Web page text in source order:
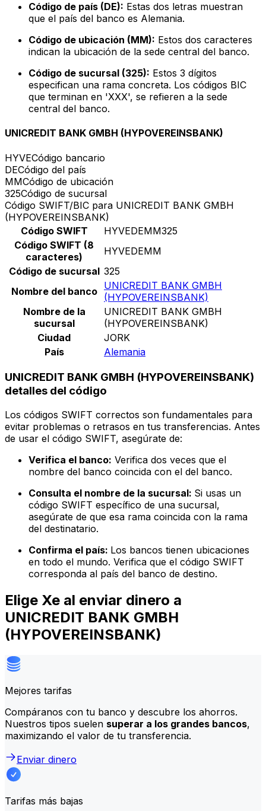
Código de país (DE): Estas dos letras muestran
que el país del banco es Alemania.
Código de ubicación (MM): Estos dos caracteres
indican la ubicación de la sede central del banco.
Código de sucursal (325): Estos 3 dígitos
especifican una rama concreta. Los códigos BIC
que terminan en 'XXX', se refieren a la sede
central del banco.
UNICREDIT BANK GMBH (HYPOVEREINSBANK)
HYVECódigo bancario
DECódigo del país
MMCódigo de ubicación
325Código de sucursal
Código SWIFT/BIC para UNICREDIT BANK GMBH
(HYPOVEREINSBANK)
Código SWIFT
HYVEDEMM325
Código SWIFT (8
caracteres)
HYVEDEMM
Código de sucursal 325
Nombre del banco
UNICREDIT BANK GMBH
(HYPOVEREINSBANK)
Nombre de la
sucursal
UNICREDIT BANK GMBH
(HYPOVEREINSBANK)
Ciudad
JORK
País
Alemania
UNICREDIT BANK GMBH (HYPOVEREINSBANK)
detalles del código
Los códigos SWIFT correctos son fundamentales para
evitar problemas o retrasos en tus transferencias. Antes
de usar el código SWIFT, asegúrate de:
Verifica el banco: Verifica dos veces que el
nombre del banco coincida con el del banco.
Consulta el nombre de la sucursal: Si usas un
código SWIFT específico de una sucursal,
asegúrate de que esa rama coincida con la rama
del destinatario.
Confirma el país: Los bancos tienen ubicaciones
en todo el mundo. Verifica que el código SWIFT
corresponda al país del banco de destino.
Elige Xe al enviar dinero a
UNICREDIT BANK GMBH
(HYPOVEREINSBANK)
Mejores tarifas
Compáranos con tu banco y descubre los ahorros.
Nuestros tipos suelen superar a los grandes bancos,
maximizando el valor de tu transferencia.
Enviar dinero
Tarifas más bajas